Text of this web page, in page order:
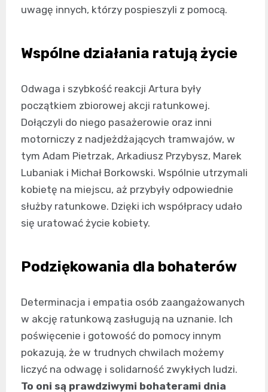
uwagę innych, którzy pospieszyli z pomocą.
Wspólne działania ratują życie
Odwaga i szybkość reakcji Artura były
początkiem zbiorowej akcji ratunkowej.
Dołączyli do niego pasażerowie oraz inni
motorniczy z nadjeżdżających tramwajów, w
tym Adam Pietrzak, Arkadiusz Przybysz, Marek
Lubaniak i Michał Borkowski. Wspólnie utrzymali
kobietę na miejscu, aż przybyły odpowiednie
służby ratunkowe. Dzięki ich współpracy udało
się uratować życie kobiety.
Podziękowania dla bohaterów
Determinacja i empatia osób zaangażowanych
w akcję ratunkową zasługują na uznanie. Ich
poświęcenie i gotowość do pomocy innym
pokazują, że w trudnych chwilach możemy
liczyć na odwagę i solidarność zwykłych ludzi.
To oni są prawdziwymi bohaterami dnia